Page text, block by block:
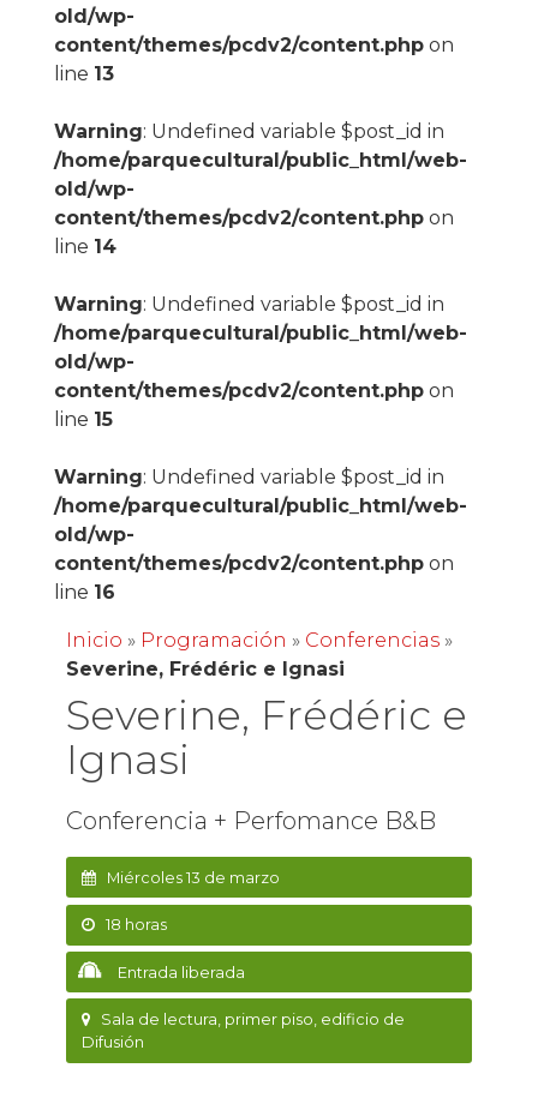
old/wp-
content/themes/pcdv2/content.phpon
line 13
Warning: Undefined variable $post_id in
/home/parquecultural/public_html/web-
old/wp-
content/themes/pcdv2/content.phpon
line 14
Warning: Undefined variable $post_id in
/home/parquecultural/public_html/web-
old/wp-
content/themes/pcdv2/content.phpon
line 15
Warning: Undefined variable $post_id in
/home/parquecultural/public_html/web-
old/wp-
content/themes/pcdv2/content.phpon
line 16
Inicio » Programación » Conferencias»
Severine, Frédéric e Ignasi
Severine, Frédéric e
Ignasi
Conferencia + Perfomance B&B
Miércoles 13 de marzo
18 horas
Entrada liberada
Sala de lectura, primer piso, edificio de
Difusión